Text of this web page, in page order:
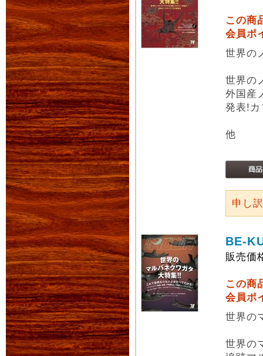
この商
会員ポ
世界の
世界の
外国産
発表!
他
申し
BE-
販売価
この商
会員ポ
世界の
世界の